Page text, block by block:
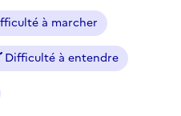
à marcher
Difficulté à entendre